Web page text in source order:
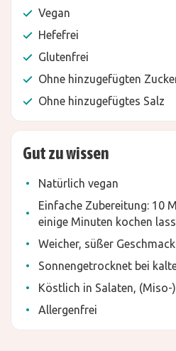
Vegan
Hefefrei
Glutenfrei
Ohne hinzugefügten
Ohne hinzugefügtes Salz
Gut zu wissen
Natürlich vegan
Einfache Zubereitung: 10
einige Minuten kochen
Weicher, süßer Geschmack
Sonnengetrocknet bei
Köstlich in Salaten, (Miso-
Allergenfrei